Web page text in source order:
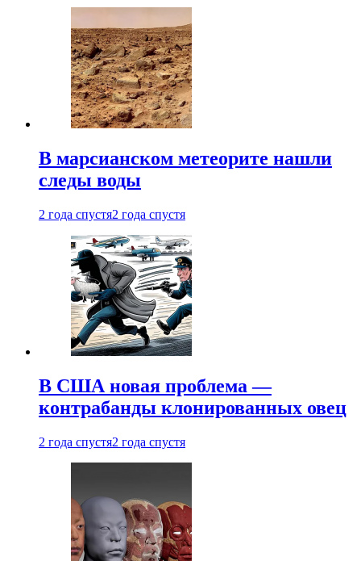
В марсианском метеорите нашли
следы воды
2 года спустя2 года спустя
В США новая проблема —
контрабанды клонированных овец
2 года спустя2 года спустя